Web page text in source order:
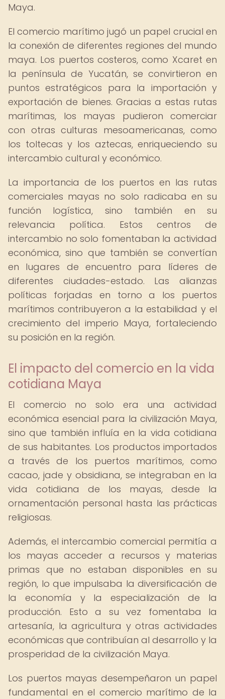
Maya.
El comercio marítimo jugó un papel crucial en
la conexión de diferentes regiones del mundo
maya. Los puertos costeros, como Xcaret en
la península de Yucatán, se convirtieron en
puntos estratégicos para la importación y
exportación de bienes. Gracias a estas rutas
marítimas, los mayas pudieron comerciar
con otras culturas mesoamericanas, como
los toltecas y los aztecas, enriqueciendo su
intercambio cultural y económico.
La importancia de los puertos en las rutas
comerciales mayas no solo radicaba en su
función logística, sino también en su
relevancia política. Estos centros de
intercambio no solo fomentaban la actividad
económica, sino que también se convertían
en lugares de encuentro para líderes de
diferentes ciudades-estado. Las alianzas
políticas forjadas en torno a los puertos
marítimos contribuyeron a la estabilidad y el
crecimiento del imperio Maya, fortaleciendo
su posición en la región.
El impacto del comercio en la vida
cotidiana Maya
El comercio no solo era una actividad
económica esencial para la civilización Maya,
sino que también influía en la vida cotidiana
de sus habitantes. Los productos importados
a través de los puertos marítimos, como
cacao, jade y obsidiana, se integraban en la
vida cotidiana de los mayas, desde la
ornamentación personal hasta las prácticas
religiosas.
Además, el intercambio comercial permitía a
los mayas acceder a recursos y materias
primas que no estaban disponibles en su
región, lo que impulsaba la diversificación de
la economía y la especialización de la
producción. Esto a su vez fomentaba la
artesanía, la agricultura y otras actividades
económicas que contribuían al desarrollo y la
prosperidad de la civilización Maya.
Los puertos mayas desempeñaron un papel
fundamental en el comercio marítimo de la